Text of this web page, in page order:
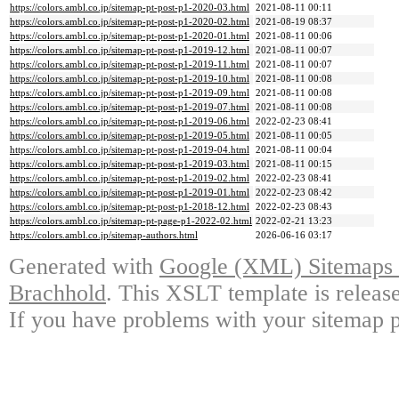
https://colors.ambl.co.jp/sitemap-pt-post-p1-2020-03.html 2021-08-11 00:11
https://colors.ambl.co.jp/sitemap-pt-post-p1-2020-02.html 2021-08-19 08:37
https://colors.ambl.co.jp/sitemap-pt-post-p1-2020-01.html 2021-08-11 00:06
https://colors.ambl.co.jp/sitemap-pt-post-p1-2019-12.html 2021-08-11 00:07
https://colors.ambl.co.jp/sitemap-pt-post-p1-2019-11.html 2021-08-11 00:07
https://colors.ambl.co.jp/sitemap-pt-post-p1-2019-10.html 2021-08-11 00:08
https://colors.ambl.co.jp/sitemap-pt-post-p1-2019-09.html 2021-08-11 00:08
https://colors.ambl.co.jp/sitemap-pt-post-p1-2019-07.html 2021-08-11 00:08
https://colors.ambl.co.jp/sitemap-pt-post-p1-2019-06.html 2022-02-23 08:41
https://colors.ambl.co.jp/sitemap-pt-post-p1-2019-05.html 2021-08-11 00:05
https://colors.ambl.co.jp/sitemap-pt-post-p1-2019-04.html 2021-08-11 00:04
https://colors.ambl.co.jp/sitemap-pt-post-p1-2019-03.html 2021-08-11 00:15
https://colors.ambl.co.jp/sitemap-pt-post-p1-2019-02.html 2022-02-23 08:41
https://colors.ambl.co.jp/sitemap-pt-post-p1-2019-01.html 2022-02-23 08:42
https://colors.ambl.co.jp/sitemap-pt-post-p1-2018-12.html 2022-02-23 08:43
https://colors.ambl.co.jp/sitemap-pt-page-p1-2022-02.html 2022-02-21 13:23
https://colors.ambl.co.jp/sitemap-authors.html
2026-06-16 03:17
Generated with Google (XML)
Brachhold. This XSLT template is
If you have problems with your sitemap